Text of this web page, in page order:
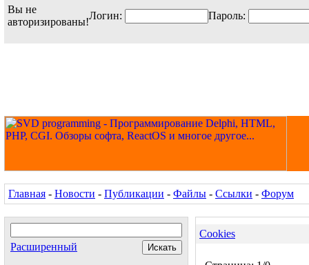
Вы не
авторизированы!
Логин: Пароль:
Главная - Новости - Публикации - Файлы - Ссылки - Форум
Расширенный
Cookies